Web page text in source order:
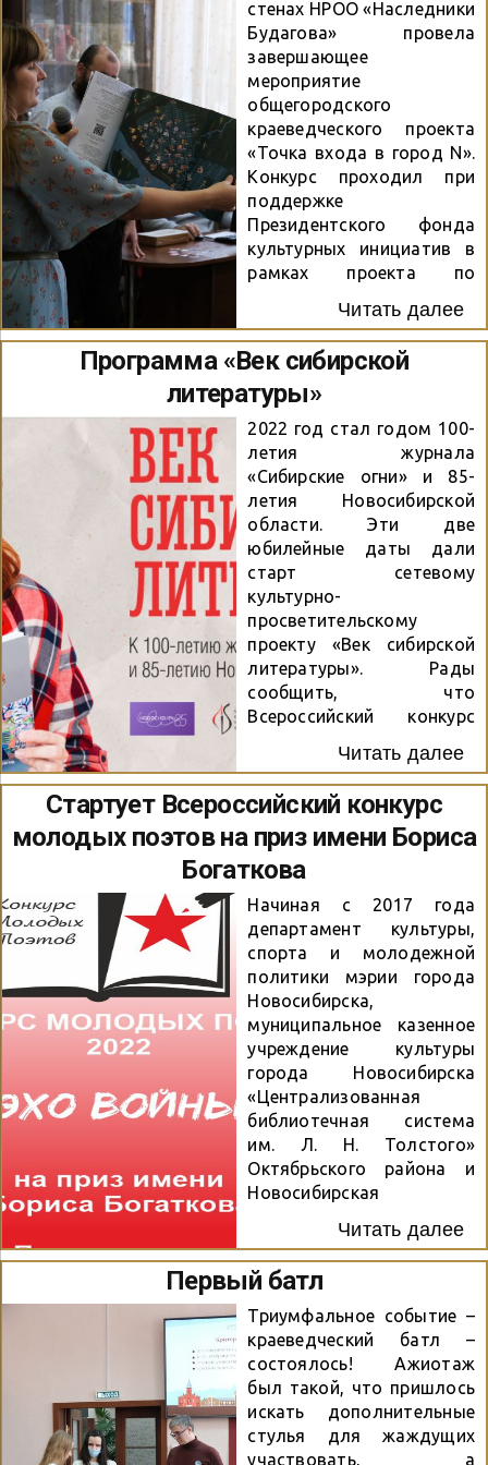
состоялся в формате
онлайн-голосования,
участники выступали
членами жюри и
оценивали работы друг
друга. По итогам
голосования в финал
вышли три участника:
Максим Сафиулин (Усть-
Илимск), Виктория
Ситенко (Рубцовск) и
Евгений Харитонов
(Белгород). На втором
этапе молодые поэты
встретились лицом к
лицу в формате онлайн-
конференции, где прочли
свои...
стенах НРОО «Наследники
Будагова» провела
завершающее
мероприятие
общегородского
краеведческого проекта
«Точка входа в город N».
Конкурс проходил при
поддержке
Президентского фонда
культурных инициатив в
рамках проекта по
путеводителя «Живая
история: Ново-
Николаевск». В течение
2021-2022 гг. были
среди молодежи города,
охватывающие историю
Новосибирска первых
двух десятилетий. Проект
стартовал в октябре с
краеведческого форума,
где молодые люди –
студенты и школьники
старших классов –
погружались в эпоху
конца XIX века на примере
развития города Ново-
Николаевска, а тогда ещё
небольшого посёлка
мостостроителей, в
первое десятилетие его
существования: в период
с 1893 по 1902 гг. Для
экскурса...
Читать далее
Программа «Век сибирской
литературы»
2022 год стал годом 100-
летия журнала
«Сибирские огни» и 85-
летия Новосибирской
области. Эти две
юбилейные даты дали
старт сетевому
культурно-
просветительскому
проекту «Век сибирской
литературы». Рады
сообщить, что
Всероссийский конкурс
имени Бориса Богаткова
«Эхо войны» стал одним
из участников этого
проекта. Сайт проекта
Читать далее
Стартует Всероссийский конкурс
молодых поэтов на приз имени Бориса
Богаткова
Начиная с 2017 года
департамент культуры,
спорта и молодежной
политики мэрии города
Новосибирска,
муниципальное казенное
учреждение культуры
города Новосибирска
«Централизованная
библиотечная система
им. Л. Н. Толстого»
Октябрьского района и
Новосибирская
общественная
организация сохранения
историко-культурного
наследия «Библиотечное
сообщество «Наследники
Будагова» проводят
поэтический конкурс на
приз имени Бориса
Богаткова. Участниками
Конкурса могут стать
Читать далее
Первый батл
Триумфальное событие –
краеведческий батл –
состоялось! Ажиотаж
был такой, что пришлось
искать дополнительные
стулья для жаждущих
участвовать, а